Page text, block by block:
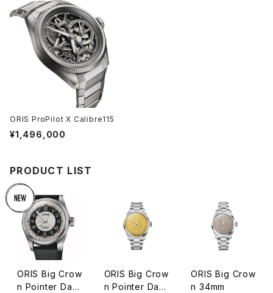
ORIS ProPilot X Calibre115
¥1,496,000
PRODUCT LIST
ORIS Big Crow
n Pointer Date
ORIS Big Crow
n Pointer Date
ORIS Big Crow
n 34mm